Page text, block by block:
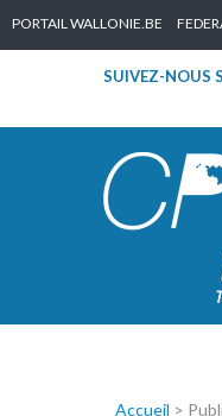
PORTAIL WALLONIE.BE
SUIVEZ-NOUS
Accueil >